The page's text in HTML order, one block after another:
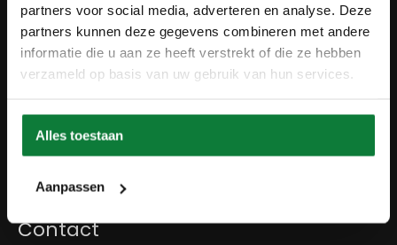
partners voor social media, adverteren en analyse. Deze
partners kunnen deze gegevens combineren met andere
informatie die u aan ze heeft verstrekt of die ze hebben
verzameld op basis van uw gebruik van hun services.
Alles toestaan
Aanpassen
Olie en onderhoud
Over ons
Wie zijn wij?
Ons materiaal
Duurzaamheid
Betaalmethodes
Retourbeleid
Overeenkomst herroepen
Blog
Contact